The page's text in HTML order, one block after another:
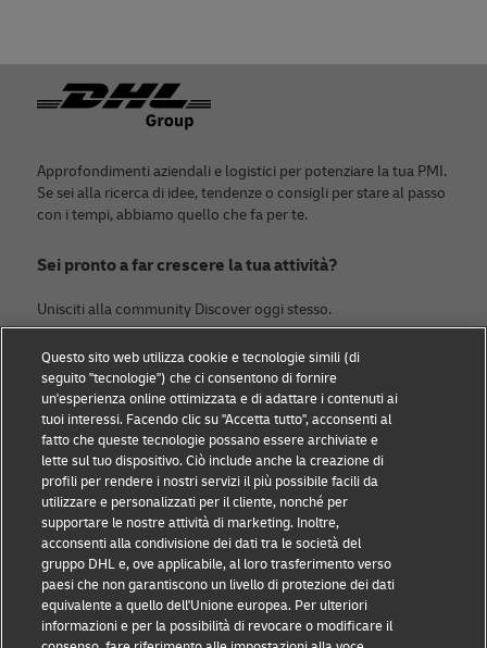
Piè di pagina
Approfondimenti aziendali e logistici per potenziare la tua PMI.
Se sei alla ricerca di idee, tendenze o consigli per stare al passo
con i tempi, abbiamo quello che fa per te.
Sei pronto a far crescere la tua attività?
Unisciti alla community Discover oggi stesso.
Categorie
News & ESG
Piccole imprese
E-commerce
B2B
Logistica
Spedire con DHL
DHL
Contattaci
Sostenibilità
Nota legale
Termini d'uso
Avviso sulla privacy
Impostazioni dei cookie
Questo sito web utilizza cookie e tecnologie simili (di
seguito "tecnologie") che ci consentono di fornire
un'esperienza online ottimizzata e di adattare i contenuti ai
tuoi interessi. Facendo clic su "Accetta tutto", acconsenti al
fatto che queste tecnologie possano essere archiviate e
lette sul tuo dispositivo. Ciò include anche la creazione di
profili per rendere i nostri servizi il più possibile facili da
utilizzare e personalizzati per il cliente, nonché per
supportare le nostre attività di marketing. Inoltre,
acconsenti alla condivisione dei dati tra le società del
gruppo DHL e, ove applicabile, al loro trasferimento verso
paesi che non garantiscono un livello di protezione dei dati
equivalente a quello dell'Unione europea. Per ulteriori
informazioni e per la possibilità di revocare o modificare il